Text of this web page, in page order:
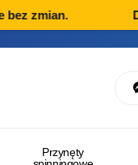
zmian.
Przynęty